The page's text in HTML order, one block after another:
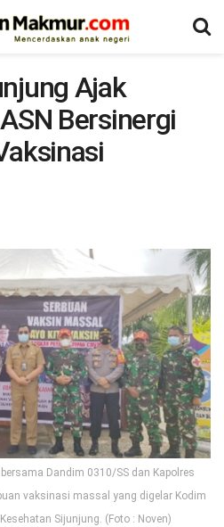
Ajak
Bersinergi
Dandim 0310/SS dan Kapolres
vaksinasi massal yang digelar Kodim
Sijunjung. (Foto : Noven)